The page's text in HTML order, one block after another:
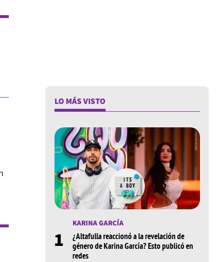
LO MÁS VISTO
1
KARINA GARCÍA
¿Altafulla reaccionó a la revelación de
género de Karina García? Esto publicó en
redes